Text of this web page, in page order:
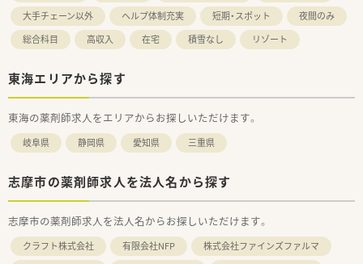
大手チェーン以外
ヘルプ体制充実 短期・スポット
夜間のみ
総合科目
高収入 在宅 積雪なし リゾート
東海エリアから探す
東海の薬剤師求人をエリアからお探しいただけます。
岐阜県 静岡県 愛知県 三重県
志摩市の薬剤師求人を法人名から探す
志摩市の薬剤師求人を法人名からお探しいただけます。
クラフト株式会社 有限会社NFP
株式会社ファインズファルマ